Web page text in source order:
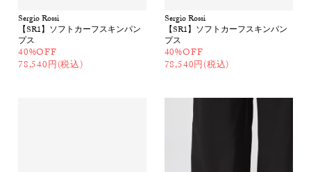
Sergio Rossi
【SR1】ソフトカーフスキンパン
プス
40%OFF
78,540円(税込)
Sergio Rossi
【SR1】ソフトカーフスキンパン
プス
40%OFF
78,540円(税込)